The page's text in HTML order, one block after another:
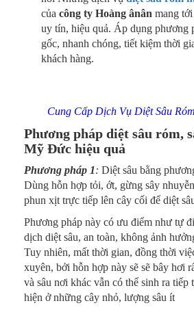
của công ty Hoàng ânân mang
uy tín, hiệu quả. Áp dụng phương
gốc, nhanh chóng, tiết kiệm thời
khách hàng.
Cung Cấp Dịch Vụ Diệt Sâu
Phương pháp diệt sâu róm,
Mỹ Đức hiệu quả
Phương pháp 1: Diệt sâu bằng
Dùng hỗn hợp tỏi, ớt, gừng sây
phun xịt trực tiếp lên cây cối để diệt
Phương pháp này có ưu điểm như tự
dịch diệt sâu, an toàn, không ảnh
Tuy nhiên, mất thời gian, đồng thời
xuyên, bởi hỗn hợp này sẽ sẽ bây hơi
và sâu nơi khác vẫn có thể sinh ra tiếp
hiện ở những cây nhỏ, lượng sâu ít